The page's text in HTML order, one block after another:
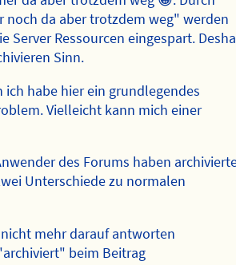
noch da aber trotzdem weg" werden
Server Ressourcen eingespart.
Sinn.
ich habe hier ein grundlegendes
Vielleicht kann mich einer
des Forums haben
Unterschiede zu normalen
mehr darauf antworten
beim Beitrag